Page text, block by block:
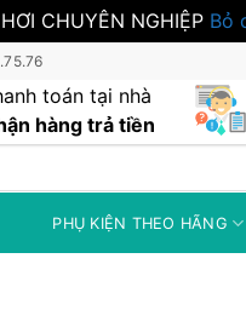
CHUYÊN NGHIỆP Bỏ
toán tại nhà
hàng trả tiền
PHỤ KIỆN THEO HÃNG